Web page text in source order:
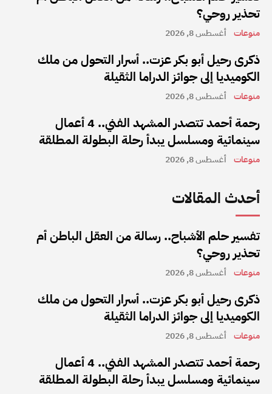
تحذير روحي؟
منوعات أغسطس 8, 2026
ذكرى رحيل أبو بكر عزت.. أسرار التحول من ملك
الكوميديا إلى جوائز الدراما الثقيلة
منوعات أغسطس 8, 2026
رحمة أحمد تتصدر المشهد الفني.. 4 أعمال
سينمائية ومسلسل يبدأ رحلة البطولة المطلقة
منوعات أغسطس 8, 2026
أحدث المقالات
تفسير حلم الأشباح.. رسالة من العقل الباطن أم
تحذير روحي؟
منوعات أغسطس 8, 2026
ذكرى رحيل أبو بكر عزت.. أسرار التحول من ملك
الكوميديا إلى جوائز الدراما الثقيلة
منوعات أغسطس 8, 2026
رحمة أحمد تتصدر المشهد الفني.. 4 أعمال
سينمائية ومسلسل يبدأ رحلة البطولة المطلقة